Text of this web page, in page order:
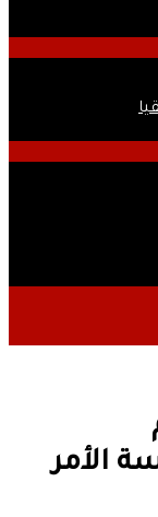
الأمر